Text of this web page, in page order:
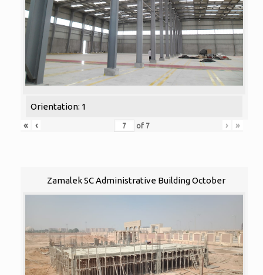
Orientation: 1
«
‹ of 7 › »
Zamalek SC Administrative Building October